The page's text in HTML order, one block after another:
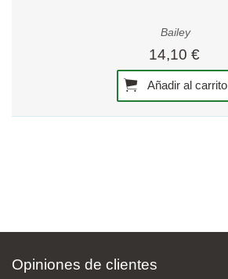
Bailey
14,10 €
Añadir al carrito
Opiniones de clientes